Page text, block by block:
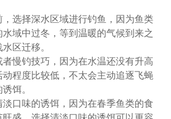
选择深水区域进行钓鱼，因为鱼类
域中过冬，等到温暖的气候到来之
区迁移。
慢钓技巧，因为在水温还没有升高
程度比较低，不太会主动追逐飞蝇
饵。
口味的诱饵，因为在春季鱼类的食